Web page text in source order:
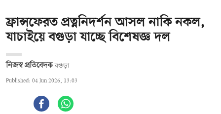
ফ্রান্সফেরত প্রত্ননিদর্শন আসল নাকি নকল,
যাচাইয়ে বগুড়া যাচ্ছে বিশেষজ্ঞ দল
নিজস্ব প্রতিবেদক বগুড়া
Published: 04 Jun 2026, 13:03